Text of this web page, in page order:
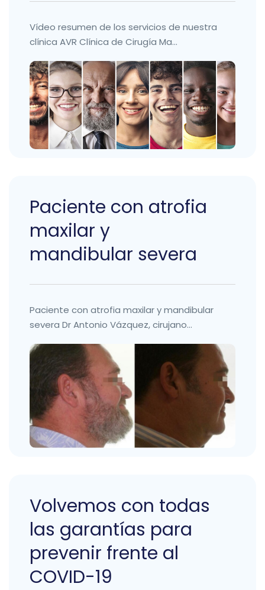
Vídeo resumen de los servicios de nuestra
clínica AVR Clínica de Cirugía Ma...
Paciente con atrofia
maxilar y
mandibular severa
Paciente con atrofia maxilar y mandibular
severa Dr Antonio Vázquez, cirujano...
Volvemos con todas
las garantías para
prevenir frente al
COVID-19